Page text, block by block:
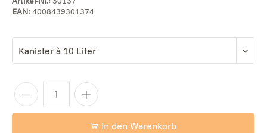
EAN:4008439301374
In den Warenkorb